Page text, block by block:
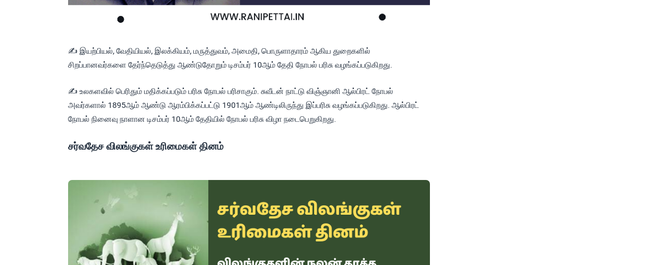
✍ இயற்பியல், வேதியியல், இலக்கியம், மருத்துவம், அமைதி, பொருளாதாரம் ஆகிய துறைகளில்
சிறப்பானவர்களை தேர்ந்தெடுத்து ஆண்டுதோறும் டிசம்பர் 10ஆம் தேதி நோபல் பரிசு வழங்கப்படுகிறது.
✍ உலகளவில் பெரிதும் மதிக்கப்படும் பரிசு நோபல் பரிசாகும். சுவீடன் நாட்டு விஞ்ஞானி ஆல்பிரட் நோபல்
அவர்களால் 1895ஆம் ஆண்டு ஆரம்பிக்கப்பட்டு 1901ஆம் ஆண்டிலிருந்து இப்பரிசு வழங்கப்படுகிறது. ஆல்பிரட்
நோபல் நினைவு நாளான டிசம்பர் 10ஆம் தேதியில் நோபல் பரிசு விழா நடைபெறுகிறது.
சர்வதேச விலங்குகள் உரிமைகள் தினம்